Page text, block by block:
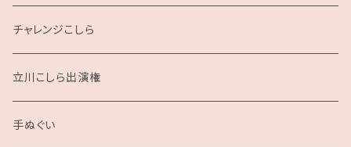
チャレンジこしら
立川こしら出演権
手ぬぐい